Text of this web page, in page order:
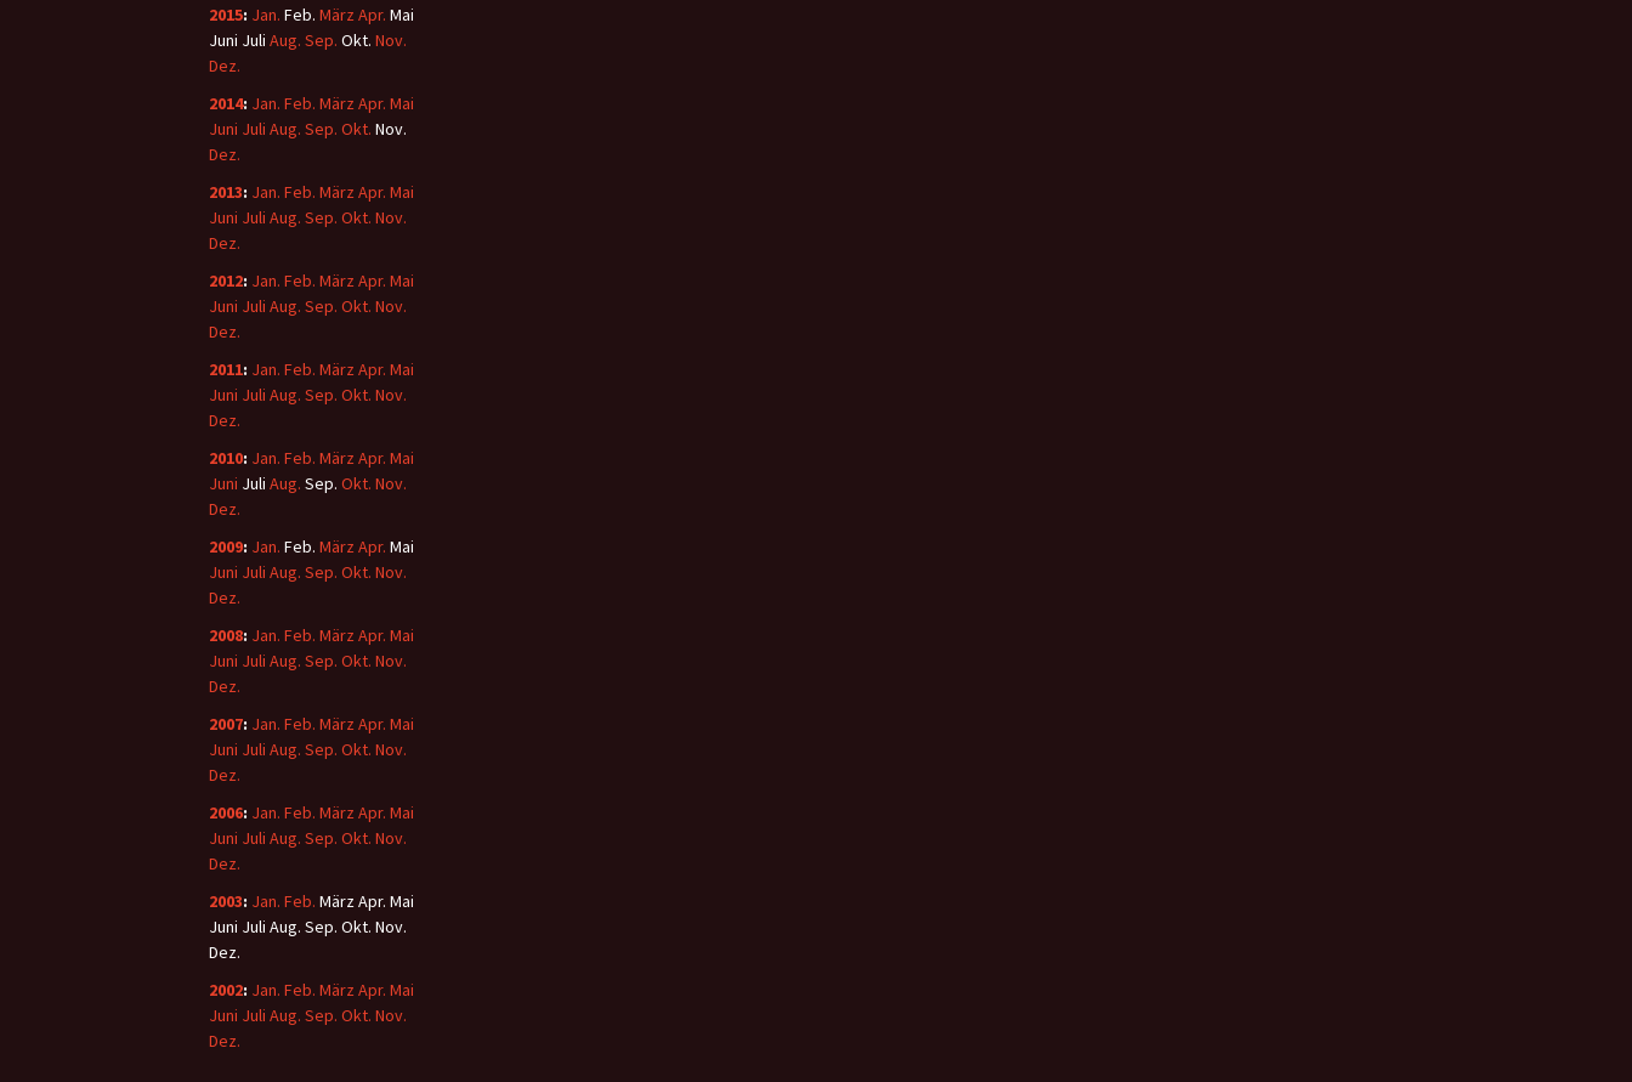
2015: Jan. Feb. März Apr. Mai
Juni Juli Aug. Sep. Okt. Nov.
Dez.
2014: Jan. Feb. März Apr. Mai
Juni Juli Aug. Sep. Okt. Nov.
Dez.
2013: Jan. Feb. März Apr. Mai
Juni Juli Aug. Sep. Okt. Nov.
Dez.
2012: Jan. Feb. März Apr. Mai
Juni Juli Aug. Sep. Okt. Nov.
Dez.
2011: Jan. Feb. März Apr. Mai
Juni Juli Aug. Sep. Okt. Nov.
Dez.
2010: Jan. Feb. März Apr. Mai
Juni Juli Aug. Sep. Okt. Nov.
Dez.
2009: Jan. Feb. März Apr. Mai
Juni Juli Aug. Sep. Okt. Nov.
Dez.
2008: Jan. Feb. März Apr. Mai
Juni Juli Aug. Sep. Okt. Nov.
Dez.
2007: Jan. Feb. März Apr. Mai
Juni Juli Aug. Sep. Okt. Nov.
Dez.
2006: Jan. Feb. März Apr. Mai
Juni Juli Aug. Sep. Okt. Nov.
Dez.
2003: Jan. Feb. MärzApr. Mai
Juni Juli Aug. Sep. Okt. Nov.
Dez.
2002: Jan. Feb. März Apr. Mai
Juni Juli Aug. Sep. Okt. Nov.
Dez.